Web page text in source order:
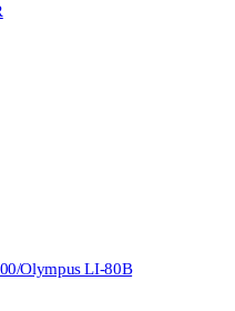
Olympus LI-80B